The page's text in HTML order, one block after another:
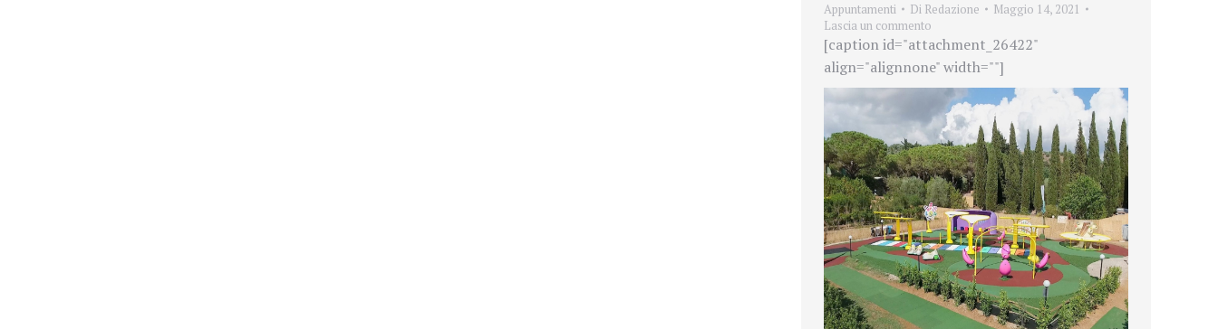
Appuntamenti Di Redazione
Maggio 14, 2021
Lascia un commento
[caption id="attachment_26422"
align="alignnone" width=""]